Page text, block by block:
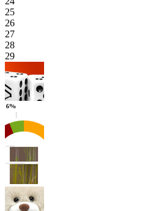
25
26
27
28
29